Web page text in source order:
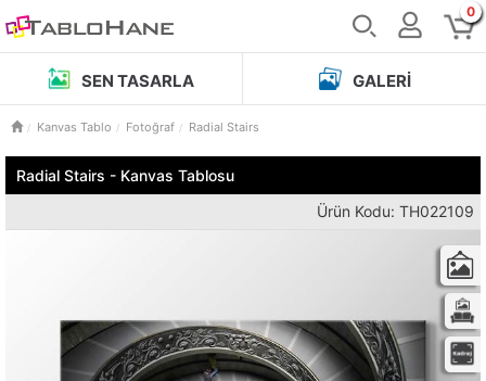
0
SEN TASARLA GALERI
Kanvas Tablo Fotoğraf Radial Stairs
Radial Stairs - Kanvas Tablosu
Ürün Kodu: TH022109